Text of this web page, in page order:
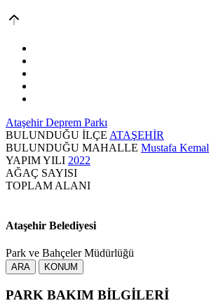
Ataşehir Deprem Parkı
BULUNDUĞU İLÇE ATAŞEHİR
BULUNDUĞU MAHALLE Mustafa Kemal
YAPIM YILI 2022
AĞAÇ SAYISI
TOPLAM ALANI
Ataşehir Belediyesi
Park ve Bahçeler Müdürlüğü
ARA KONUM
PARK BAKIM BİLGİLERİ